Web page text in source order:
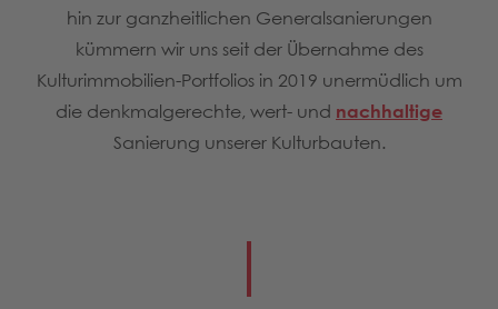
hin zur ganzheitlichen Generalsanierungen
kümmern wir uns seit der Übernahme des
Kulturimmobilien-Portfolios in 2019 unermüdlich um
die denkmalgerechte, wert- und nachhaltige
Sanierung unserer Kulturbauten.